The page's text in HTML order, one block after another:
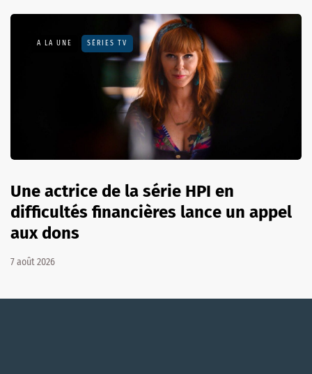
A LA UNE SÉRIES TV
Une actrice de la série HPI en
difficultés financières lance un appel
aux dons
7 août 2026